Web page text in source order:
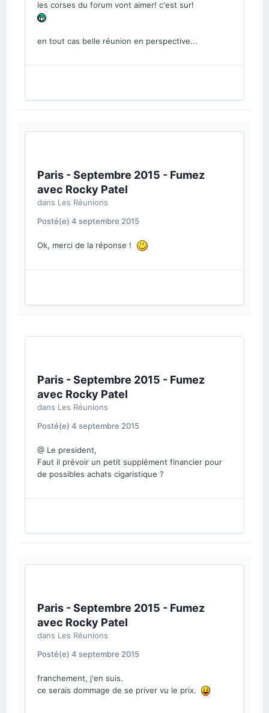
les corses du forum vont aimer! c'est sur!
en tout cas belle réunion en perspective...
Paris - Septembre 2015 - Fumez
avec Rocky Patel
dans Les Réunions
Posté(e) 4 septembre 2015
Ok, merci de la réponse !
Paris - Septembre 2015 - Fumez
avec Rocky Patel
dans Les Réunions
Posté(e) 4 septembre 2015
@ Le president,
Faut il prévoir un petit supplément financier pour
de possibles achats cigaristique ?
Paris - Septembre 2015 - Fumez
avec Rocky Patel
dans Les Réunions
Posté(e) 4 septembre 2015
franchement, j'en suis.
ce serais dommage de se priver vu le prix.